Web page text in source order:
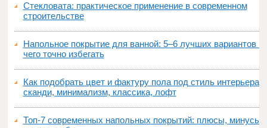
Стекловата: практическое применение в современном
строительстве
Напольное покрытие для ванной: 5–6 лучших вариантов и
чего точно избегать
Как подобрать цвет и фактуру пола под стиль интерьера:
сканди, минимализм, классика, лофт
Топ‑7 современных напольных покрытий: плюсы, минусы,